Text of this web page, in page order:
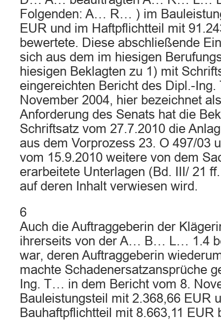
Folgenden: A… R… ) im
EUR und im Haftpflichtteil mit
bewertete. Diese abschließende
sich aus dem im hiesigen
hiesigen Beklagten zu 1) mit
eingereichten Bericht des Dipl.-
November 2004, hier bezeichnet
Anforderung des Senats hat die
Schriftsatz vom 27.7.2010 die
aus dem Vorprozess 23. O 497/03
vom 15.9.2010 weitere von dem
erarbeitete Unterlagen (Bd. III/ 21
auf deren Inhalt verwiesen wird.
6
Auch die Auftraggeberin der
ihrerseits von der A… B… L… 1.4
war, deren Auftraggeberin
machte Schadenersatzansprüche
Ing. T… in dem Bericht vom 8.
Bauleistungsteil mit 2.368,66 EUR
Bauhaftpflichtteil mit 8.663,11 EUR